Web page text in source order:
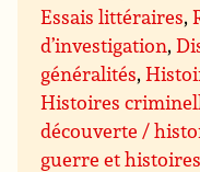
Essais littéraires,
d’investigation,
généralités,
Histoires
découverte /
guerre et